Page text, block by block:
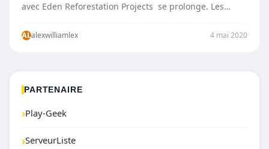
avec Eden Reforestation Projects se prolonge. Les
ALalexwilliamlex 4 mai 2020
PARTENAIRE
›Play-Geek
›ServeurListe